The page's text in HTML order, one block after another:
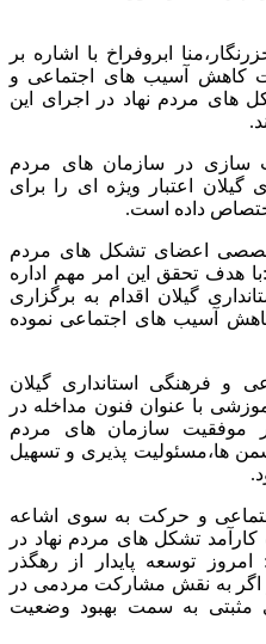
ابروفراخ با اشاره بر
کاهش آسیب های اجتماعی و
های مردم نهاد در اجرای این
سازی در سازمان های مردم
گیلان اعتبار ویژه ای را برای
داده است.
اعضای تشکل های مردم
هدف تحقق این امر مهم اداره
گیلان اقدام به برگزاری
آسیب های اجتماعی نموده
و فرهنگی استانداری گیلان
با عنوان فنون مداخله در
موفقیت سازمان های مردم
ها،مسئولیت پذیری و تسهیل
اجتماعی و حرکت به سوی اشاعه
تشکل های مردم نهاد در
توسعه پایدار از رهگذر
اگر به نقش مشارکت مردمی در
مثبتی به سمت بهبود وضعیت